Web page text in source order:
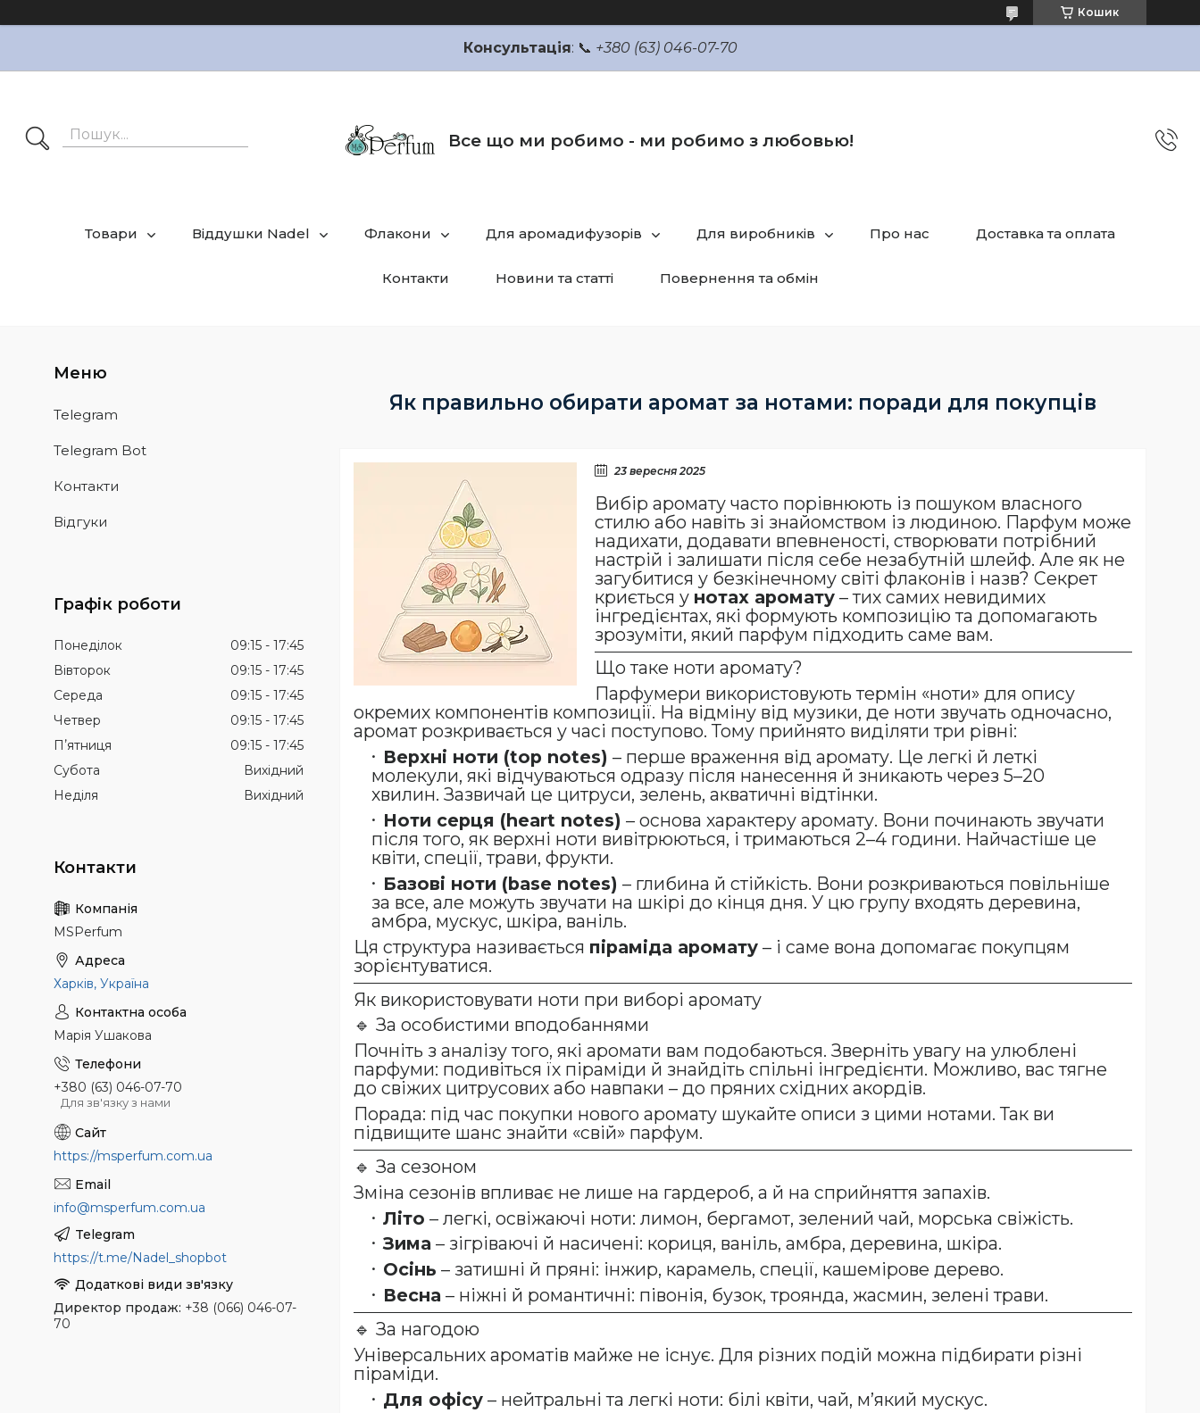
Кошик
Консультація: 📞 +380 (63) 046-07-70
Все що ми робимо - ми робимо з любовью!
Товари Віддушки Nadel Флакони Для аромадифузорів Для виробників Про нас Доставка та оплата
Контакти Новини та статті Повернення та обмін
Як правильно обирати аромат за нотами: поради для покупців
23 вересня 2025
Вибір аромату часто порівнюють із пошуком власного
стилю або навіть зі знайомством із людиною. Парфум може
надихати, додавати впевненості, створювати потрібний
настрій і залишати після себе незабутній шлейф. Але як не
загубитися у безкінечному світі флаконів і назв? Секрет
криється у нотах аромату – тих самих невидимих
інгредієнтах, які формують композицію та допомагають
зрозуміти, який парфум підходить саме вам.
Що таке ноти аромату?
Парфумери використовують термін «ноти» для опису
окремих компонентів композиції. На відміну від музики, де ноти звучать одночасно,
аромат розкривається у часі поступово. Тому прийнято виділяти три рівні:
Верхні ноти (top notes) – перше враження від аромату. Це легкі й леткі
молекули, які відчуваються одразу після нанесення й зникають через 5–20
хвилин. Зазвичай це цитруси, зелень, акватичні відтінки.
Ноти серця (heart notes) – основа характеру аромату. Вони починають звучати
після того, як верхні ноти вивітрюються, і тримаються 2–4 години. Найчастіше це
квіти, спеції, трави, фрукти.
Базові ноти (base notes) – глибина й стійкість. Вони розкриваються повільніше
за все, але можуть звучати на шкірі до кінця дня. У цю групу входять деревина,
амбра, мускус, шкіра, ваніль.
Ця структура називається піраміда аромату – і саме вона допомагає покупцям
зорієнтуватися.
Як використовувати ноти при виборі аромату
🔹 За особистими вподобаннями
Почніть з аналізу того, які аромати вам подобаються. Зверніть увагу на улюблені
парфуми: подивіться їх піраміди й знайдіть спільні інгредієнти. Можливо, вас тягне
до свіжих цитрусових або навпаки – до пряних східних акордів.
Порада: під час покупки нового аромату шукайте описи з цими нотами. Так ви
підвищите шанс знайти «свій» парфум.
🔹 За сезоном
Зміна сезонів впливає не лише на гардероб, а й на сприйняття запахів.
Літо – легкі, освіжаючі ноти: лимон, бергамот, зелений чай, морська свіжість.
Зима – зігріваючі й насичені: кориця, ваніль, амбра, деревина, шкіра.
Осінь – затишні й пряні: інжир, карамель, спеції, кашемірове дерево.
Весна – ніжні й романтичні: півонія, бузок, троянда, жасмин, зелені трави.
🔹 За нагодою
Універсальних ароматів майже не існує. Для різних подій можна підбирати різні
піраміди.
Для офісу – нейтральні та легкі ноти: білі квіти, чай, м’який мускус.
Telegram
Telegram Bot
Контакти
Відгуки
Графік роботи
Понеділок 09:15
17:45
Вівторок
09:15
17:45
Середа
09:15
17:45
Четвер
09:15
17:45
Пʼятниця
09:15
17:45
Субота
Вихідний
Неділя
Вихідний
MSPerfum
Харків, Україна
Марія Ушакова
+380 (63) 046-07-70
Для зв'язку з нами
https://msperfum.com.ua
info@msperfum.com.ua
https://t.me/Nadel_shopbot
Директор продаж +38 (066) 046-07-
70